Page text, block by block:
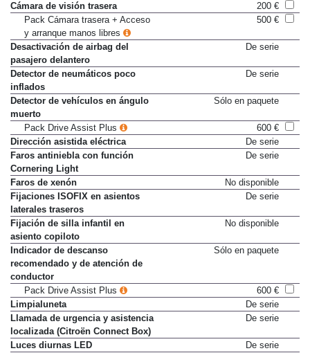
Cámara de visión trasera
200 €
Pack Cámara trasera + Acceso
y arranque manos libres
500 €
Desactivación de airbag del
pasajero delantero
De serie
Detector de neumáticos poco
inflados
De serie
Detector de vehículos en ángulo
muerto
Sólo en paquete
Pack Drive Assist Plus
600 €
Dirección asistida eléctrica
De serie
Faros antiniebla con función
Cornering Light
De serie
Faros de xenón
No disponible
Fijaciones ISOFIX en asientos
laterales traseros
De serie
Fijación de silla infantil en
asiento copiloto
No disponible
Indicador de descanso
recomendado y de atención de
conductor
Sólo en paquete
Pack Drive Assist Plus
600 €
Limpialuneta
De serie
Llamada de urgencia y asistencia
localizada (Citroën Connect Box)
De serie
Luces diurnas LED
De serie